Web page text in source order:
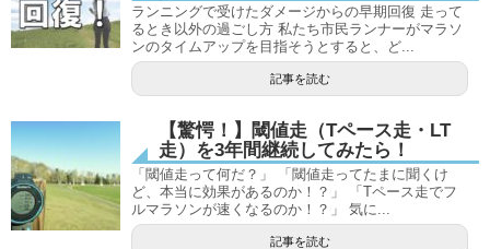
ランニングで受けたダメージからの早期回復 走って
るとき以外の過ごし方 私たち市民ランナーがマラソ
ンのタイムアップを目指そうとすると、ど...
記事を読む
【驚愕！】閾値走（Tペース走・LT
走）を3年間継続してみたら！
「閾値走って何だ？」 「閾値走ってたまに聞くけ
ど、本当に効果があるのか！？」 「Tペース走でフ
ルマラソンが速くなるのか！？」 気に...
記事を読む